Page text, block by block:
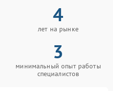
4
лет на рынке
3
минимальный опыт работы
специалистов